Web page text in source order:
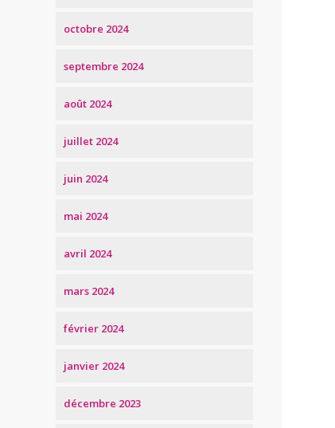
octobre 2024
septembre 2024
août 2024
juillet 2024
juin 2024
mai 2024
avril 2024
mars 2024
février 2024
janvier 2024
décembre 2023